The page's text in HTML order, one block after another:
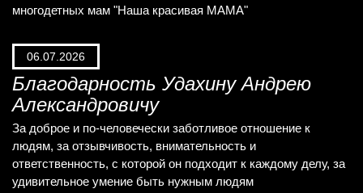
многодетных мам "Наша красивая МАМА"
06.07.2026
Благодарность Удахину Андрею
Александровичу
За доброе и по-человечески заботливое отношение к
людям, за отзывчивость, внимательность и
ответственность, с которой он подходит к каждому делу, за
удивительное умение быть нужным людям